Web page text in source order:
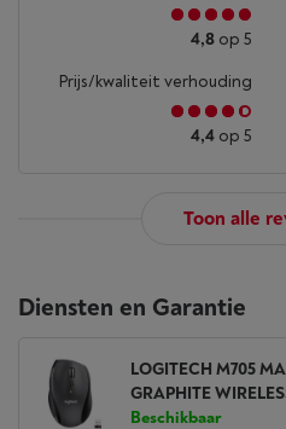
4,8 op 5
Prijs/kwaliteit verhouding
4,4 op 5
Toon alle
Diensten en Garantie
LOGITECH M705
GRAPHITE
Beschikbaar